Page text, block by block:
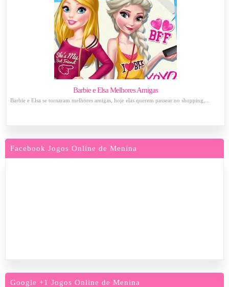
Barbie e Elsa Melhores Amigas
Barbie e Elsa se tornaram melhores amigas, hoje elas querem passear no shopping,...
Facebook Jogos Online de Menina
Google +1 Jogos Online de Menina